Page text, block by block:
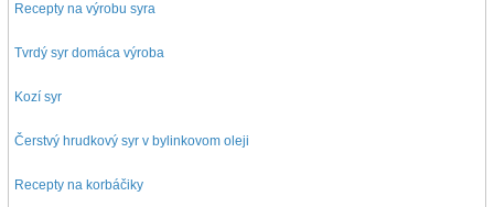
Recepty na výrobu syra
Tvrdý syr domáca výroba
Kozí syr
Čerstvý hrudkový syr v bylinkovom oleji
Recepty na korbáčiky